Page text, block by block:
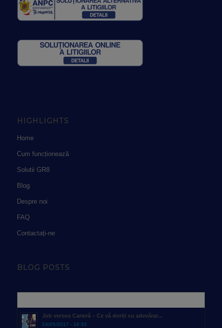
HIGHLIGHTS
Home
Cum funcționează
Solutii GR8
Blog
Despre noi
FAQ
Contactați-ne
BLOG POSTS
Job versus Carieră – Ce vă doriți cu adevărat...
24/05/2017 - 16:33